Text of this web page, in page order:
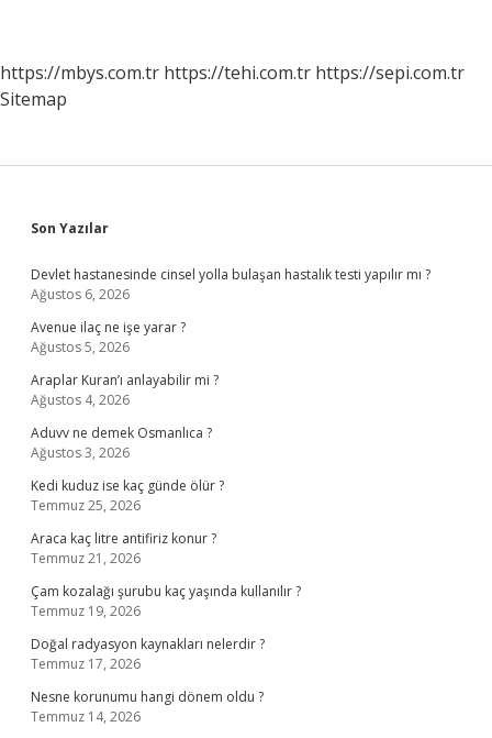
https://mbys.com.tr https://tehi.com.tr https://sepi.com.tr
Sitemap
Sidebar
Son Yazılar
Devlet hastanesinde cinsel yolla bulaşan hastalık testi yapılır mı ?
Ağustos 6, 2026
Avenue ilaç ne işe yarar ?
Ağustos 5, 2026
Araplar Kuran’ı anlayabilir mi ?
Ağustos 4, 2026
Aduvv ne demek Osmanlıca ?
Ağustos 3, 2026
Kedi kuduz ise kaç günde ölür ?
Temmuz 25, 2026
Araca kaç litre antifiriz konur ?
Temmuz 21, 2026
Çam kozalağı şurubu kaç yaşında kullanılır ?
Temmuz 19, 2026
Doğal radyasyon kaynakları nelerdir ?
Temmuz 17, 2026
Nesne korunumu hangi dönem oldu ?
Temmuz 14, 2026